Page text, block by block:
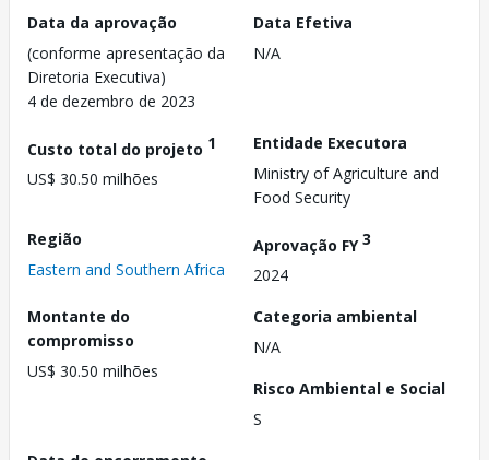
Data da aprovação
(conforme apresentação da
Diretoria Executiva)
4 de dezembro de 2023
Data Efetiva
N/A
Custo total do projeto 1
US$ 30.50 milhões
Entidade Executora
Ministry of Agriculture and
Food Security
Região
Eastern and Southern Africa
Aprovação FY3
2024
Montante do
compromisso
US$ 30.50 milhões
Categoria ambiental
N/A
Risco Ambiental e Social
S